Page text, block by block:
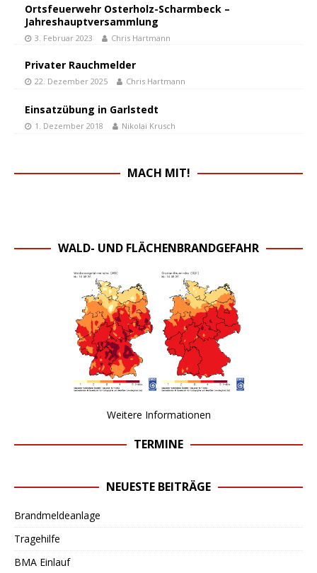
Ortsfeuerwehr Osterholz-Scharmbeck –
Jahreshauptversammlung
3. Februar 2023 Chris Hartmann
Privater Rauchmelder
22. Dezember 2025 Chris Hartmann
Einsatzübung in Garlstedt
1. Dezember 2018 Nikolai Krusch
MACH MIT!
WALD- UND FLÄCHENBRANDGEFAHR
Weitere Informationen
TERMINE
NEUESTE BEITRÄGE
Brandmeldeanlage
Tragehilfe
BMA Einlauf